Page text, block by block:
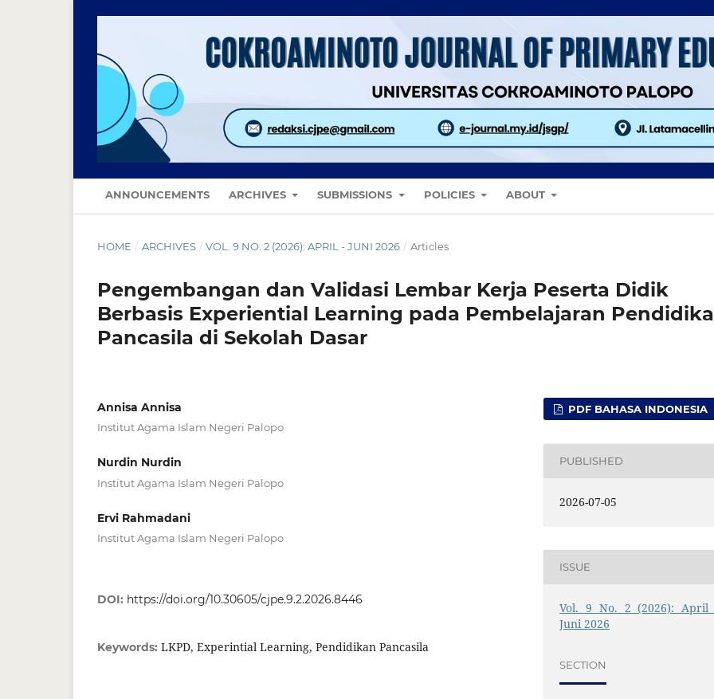
ANNOUNCEMENTS ARCHIVES SUBMISSIONS POLICIES ABOUT
HOME / ARCHIVES / VOL. 9 NO. 2 (2026): APRIL - JUNI 2026 / Articles
Pengembangan dan Validasi Lembar Kerja Peserta Didik
Berbasis Experiential Learning pada Pembelajaran
Pancasila di Sekolah Dasar
Annisa Annisa
Institut Agama Islam Negeri Palopo
Nurdin Nurdin
Institut Agama Islam Negeri Palopo
Ervi Rahmadani
Institut Agama Islam Negeri Palopo
DOI: https://doi.org/10.30605/cjpe.9.2.2026.8446
Keywords: LKPD, Experintial Learning, Pendidikan Pancasila
PDF BAHASA INDONESIA
PUBLISHED
2026-07-05
ISSUE
Vol. 9 No. 2 (2026): April
Juni 2026
SECTION